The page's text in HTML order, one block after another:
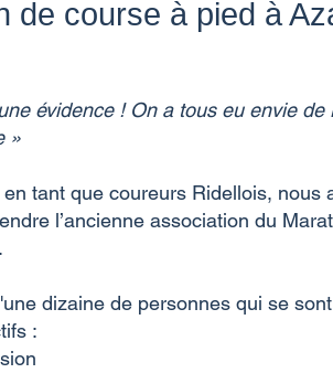
de course à pied à
évidence ! On a tous eu envie de
»
tant que coureurs Ridellois, nous
l’ancienne association du
dizaine de personnes qui se
: